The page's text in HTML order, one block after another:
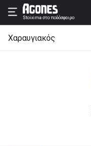
Stoixima στο ποδόσφαιρο
Χαραυγιακός